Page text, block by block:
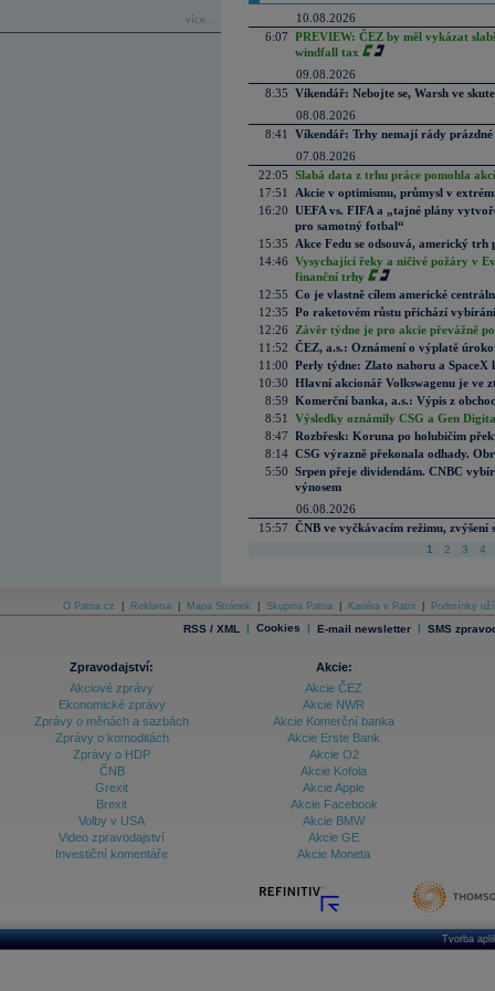
více...
10.08.2026
6:07 PREVIEW: ČEZ by měl vykázat
windfall tax
09.08.2026
8:35 Víkendář: Nebojte se, Warsh ve
08.08.2026
8:41
Víkendář: Trhy nemají rády prázdné
07.08.2026
22:05 Slabá data z trhu práce pomohla
17:51
Akcie v optimismu, průmysl v
16:20 UEFA vs. FIFA a „tajné plány
pro samotný fotbal“
15:35
Akce Fedu se odsouvá, americký
14:46 Vysychající řeky a ničivé požáry v
finanční trhy
12:55 Co je vlastně cílem americké
12:35 Po raketovém růstu přichází
12:26
Závěr týdne je pro akcie převážně
11:52 ČEZ, a.s.: Oznámení o výplatě
11:00 Perly týdne: Zlato nahoru a SpaceX
10:30 Hlavní akcionář Volkswagenu je ve
8:59 Komerční banka, a.s.: Výpis z
8:51
Výsledky oznámily CSG a Gen
8:47 Rozbřesk: Koruna po holubičím
8:14 CSG výrazně překonala odhady.
5:50 Srpen přeje dividendám. CNBC
výnosem
06.08.2026
15:57 ČNB ve vyčkávacím režimu, zvýšení
1 2 3 4
O Patria.cz Reklama Mapa Stránek Skupina Patria Kariéra v Patrii Podmínky
RSS / XML | Cookies | E-mail newsletter | SMS
Zpravodajství:
Akciové zprávy
Ekonomické zprávy
Zprávy o měnách a sazbách
Zprávy o komoditách
Zprávy o HDP
ČNB
Grexit
Brexit
Volby v USA
Video zpravodajství
Investiční komentáře
Akcie:
Akcie ČEZ
Akcie NWR
Akcie Komerční banka
Akcie Erste Bank
Akcie O2
Akcie Kofola
Akcie Apple
Akcie Facebook
Akcie BMW
Akcie GE
Akcie Moneta
Tvorba